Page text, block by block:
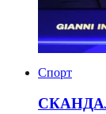
Спорт